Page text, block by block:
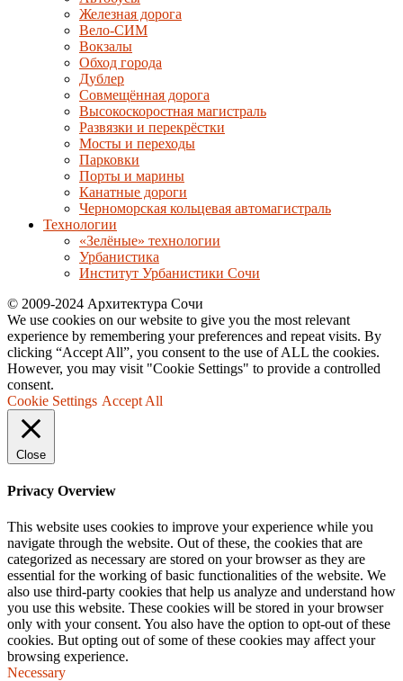
Железная дорога
Вело-СИМ
Вокзалы
Обход города
Дублер
Совмещённая дорога
Высокоскоростная магистраль
Развязки и перекрёстки
Мосты и переходы
Парковки
Порты и марины
Канатные дороги
Черноморская кольцевая автомагистраль
Технологии
«Зелёные» технологии
Урбанистика
Институт Урбанистики Сочи
© 2009-2024 Архитектура Сочи
We use cookies on our website to give you the most relevant
experience by remembering your preferences and repeat visits. By
clicking “Accept All”, you consent to the use of ALL the cookies.
However, you may visit "Cookie Settings" to provide a controlled
consent.
Cookie Settings Accept All
Close
Privacy Overview
This website uses cookies to improve your experience while you
navigate through the website. Out of these, the cookies that are
categorized as necessary are stored on your browser as they are
essential for the working of basic functionalities of the website. We
also use third-party cookies that help us analyze and understand how
you use this website. These cookies will be stored in your browser
only with your consent. You also have the option to opt-out of these
cookies. But opting out of some of these cookies may affect your
browsing experience.
Necessary